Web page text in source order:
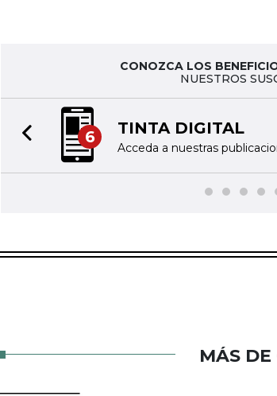
CONOZCA LOS
NUESTROS
6 TINTA DIGITAL
Acceda a nuestras
Previous slide
MÁS